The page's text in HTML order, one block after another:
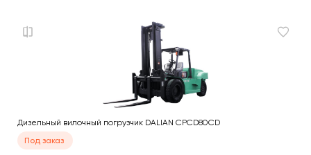
Дизельный вилочный погрузчик DALIAN CPCD80CD
Под заказ